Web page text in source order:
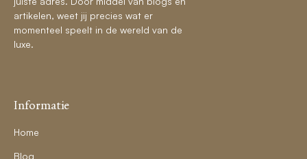
artikelen, weet jij precies wat er
momenteel speelt in de wereld van de
luxe.
Informatie
Home
Blog